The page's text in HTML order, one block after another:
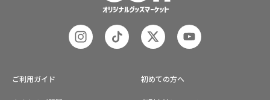
ご利用ガイド 初めての方へ